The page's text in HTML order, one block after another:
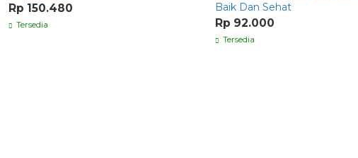
Rp 150.480
Tersedia
Baik Dan Sehat
Rp 92.000
Tersedia